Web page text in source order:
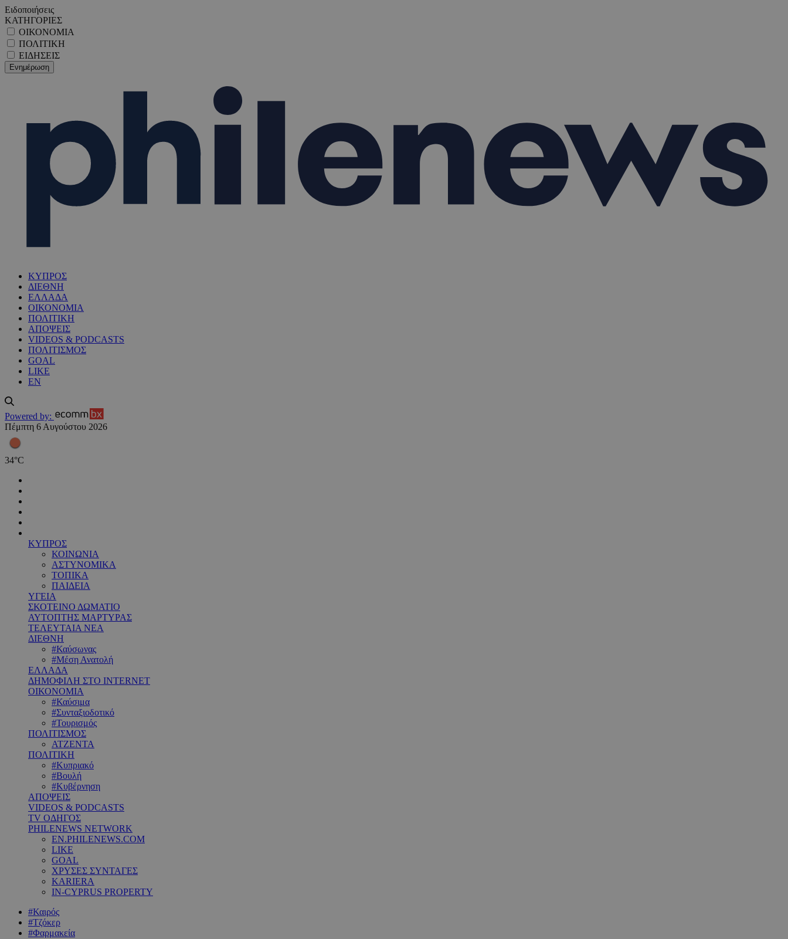
Ειδοποιήσεις
ΚΑΤΗΓΟΡΙΕΣ
ΟΙΚΟΝΟΜΙΑ
ΠΟΛΙΤΙΚΗ
ΕΙΔΗΣΕΙΣ
ΚΥΠΡΟΣ
ΔΙΕΘΝΗ
ΕΛΛΑΔΑ
ΟΙΚΟΝΟΜΙΑ
ΠΟΛΙΤΙΚΗ
ΑΠΟΨΕΙΣ
VIDEOS & PODCASTS
ΠΟΛΙΤΙΣΜΟΣ
GOAL
LIKE
EN
Powered by:
Πέμπτη 6 Αυγούστου 2026
34°C
ΚΥΠΡΟΣ
ΚΟΙΝΩΝΙΑ
ΑΣΤΥΝΟΜΙΚΑ
ΤΟΠΙΚΑ
ΠΑΙΔΕΙΑ
ΥΓΕΙΑ
ΣΚΟΤΕΙΝΟ ΔΩΜΑΤΙΟ
ΑΥΤΟΠΤΗΣ ΜΑΡΤΥΡΑΣ
ΤΕΛΕΥΤΑΙΑ ΝΕΑ
ΔΙΕΘΝΗ
#Καύσωνας
#Μέση Ανατολή
ΕΛΛΑΔΑ
ΔΗΜΟΦΙΛΗ ΣΤΟ INTERNET
ΟΙΚΟΝΟΜΙΑ
#Καύσιμα
#Συνταξιοδοτικό
#Τουρισμός
ΠΟΛΙΤΙΣΜΟΣ
ΑΤΖΕΝΤΑ
ΠΟΛΙΤΙΚΗ
#Κυπριακό
#Βουλή
#Κυβέρνηση
ΑΠΟΨΕΙΣ
VIDEOS & PODCASTS
TV ΟΔΗΓΟΣ
PHILENEWS NETWORK
EN.PHILENEWS.COM
LIKE
GOAL
ΧΡΥΣΕΣ ΣΥΝΤΑΓΕΣ
KARIERA
IN-CYPRUS PROPERTY
#Καιρός
#Τζόκερ
#Φαρμακεία